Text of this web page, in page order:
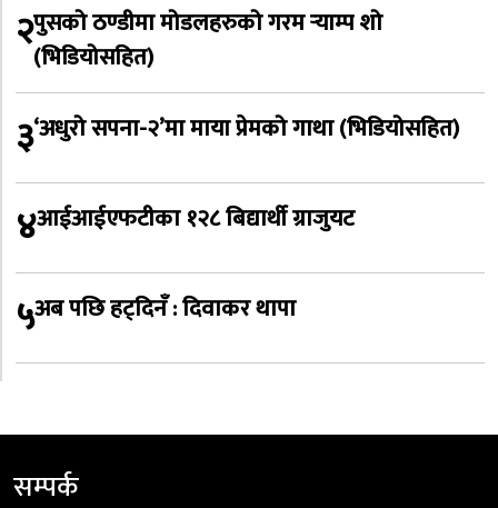
२पुसको ठण्डीमा मोडलहरुको गरम र्‍याम्प शो
(भिडियोसहित)
३‘अधुरो सपना-२’मा माया प्रेमको गाथा (भिडियोसहित)
४आईआईएफटीका १२८ बिद्यार्थी ग्राजुयट
५अब पछि हट्दिनँ : दिवाकर थापा
सम्पर्क